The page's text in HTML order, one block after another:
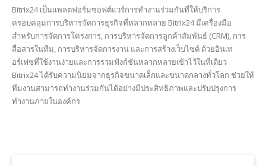
Bitrix24 เป็นแพลตฟอร์มซอฟต์แวร์การทำงานร่วมกันที่ให้บริการ
ครอบคลุมการบริหารจัดการธุรกิจที่หลากหลาย Bitrix24 มีเครื่องมือ
สำหรับการจัดการโครงการ, การบริหารจัดการลูกค้าสัมพันธ์ (CRM), การ
สื่อสารในทีม, การบริหารจัดการงาน และการสร้างเว็บไซต์ ด้วยอินเท
อร์เฟซที่ใช้งานง่ายและการรวมฟังก์ชันหลากหลายเข้าไว้ในที่เดียว
Bitrix24 ได้รับความนิยมจากธุรกิจขนาดเล็กและขนาดกลางทั่วโลก ช่วยให้
ทีมงานสามารถทำงานร่วมกันได้อย่างมีประสิทธิภาพและปรับปรุงการ
ทำงานภายในองค์กร